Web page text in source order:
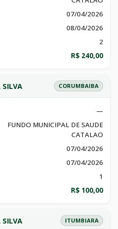
07/04/2026
08/04/2026
2
R$ 240,00
SILVA CORUMBAIBA
—
FUNDO MUNICIPAL DE SAUDE
CATALAO
07/04/2026
07/04/2026
1
R$ 100,00
SILVA ITUMBIARA